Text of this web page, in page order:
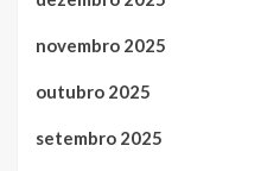
novembro 2025
outubro 2025
setembro 2025